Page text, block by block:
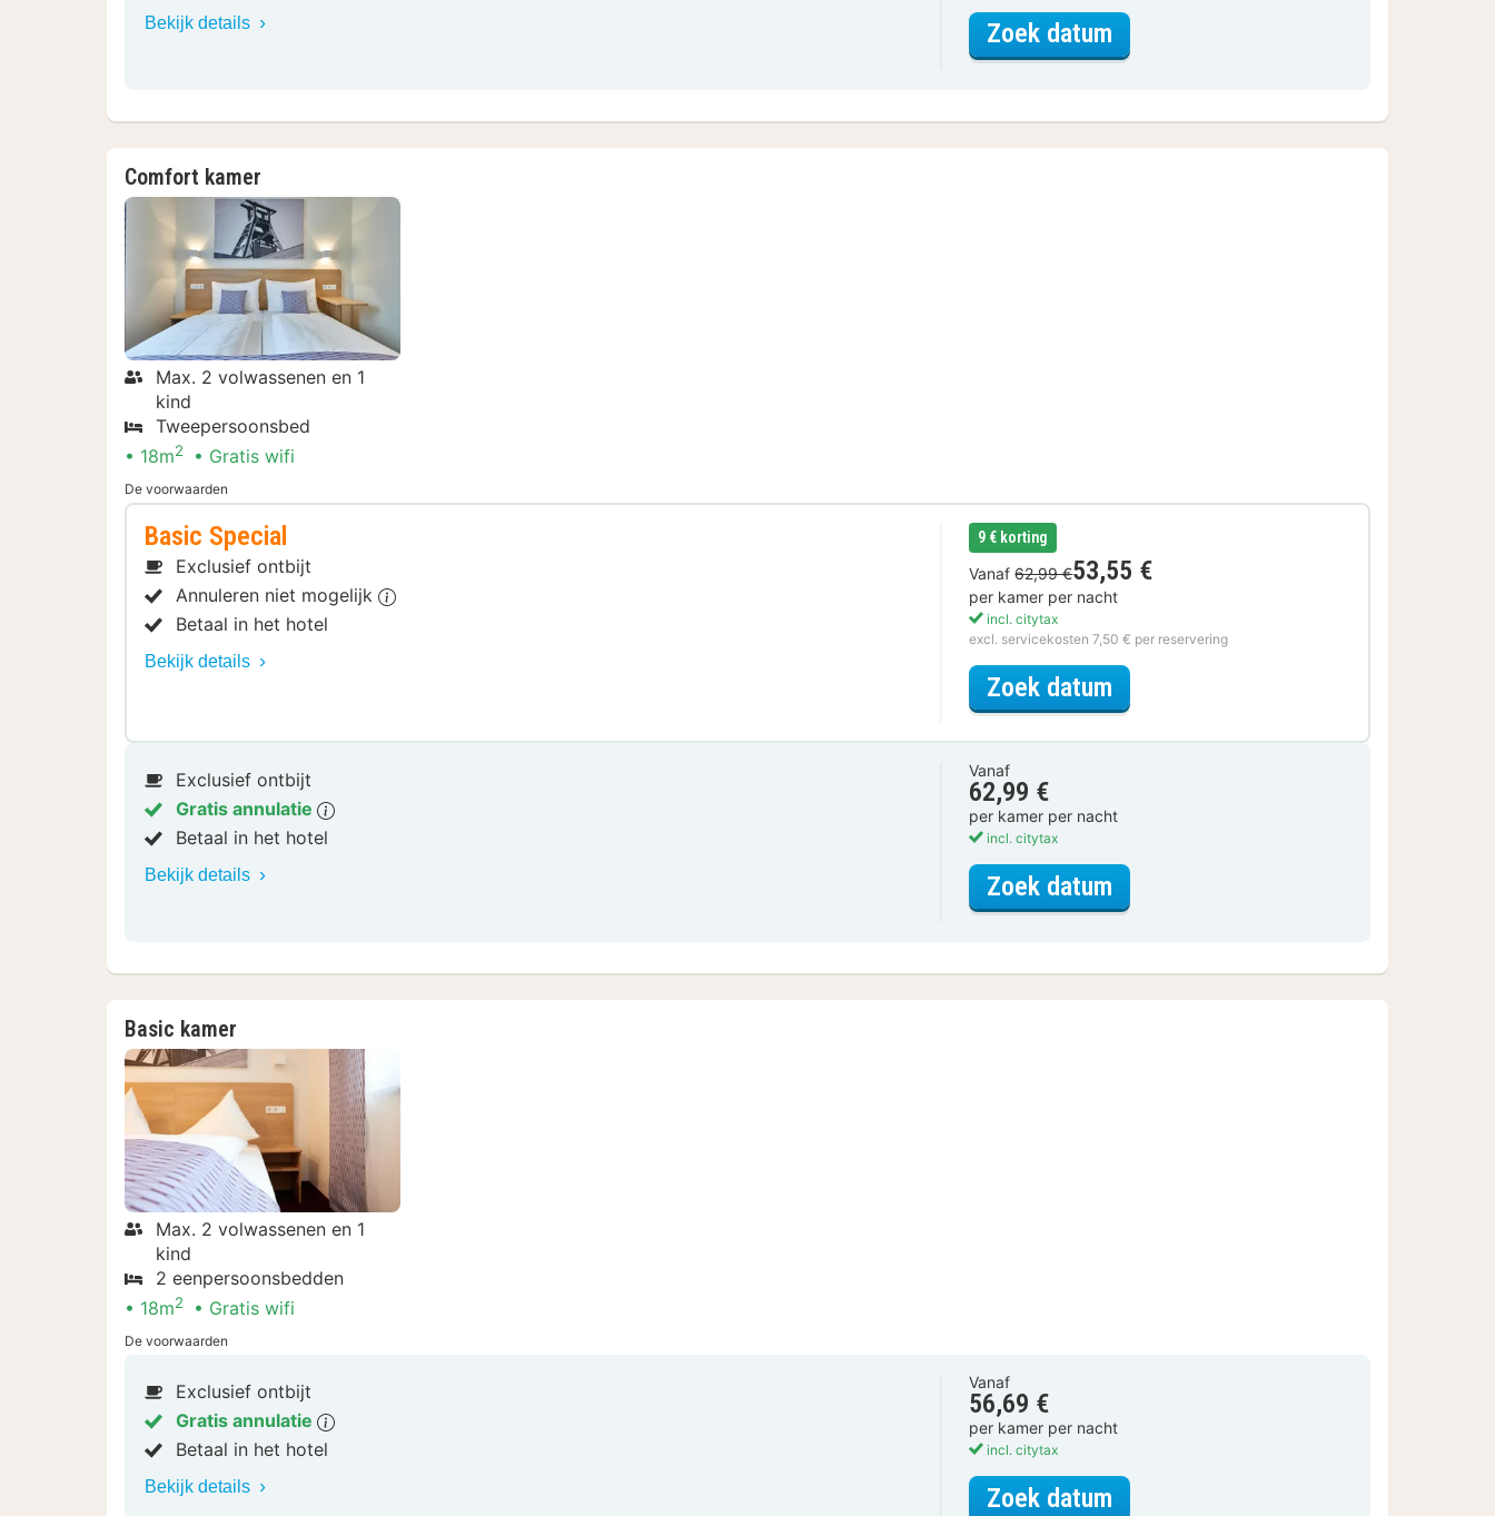
Bekijk details Zoek datum
Comfort kamer
Max. 2 volwassenen en 1
kind
Tweepersoonsbed
18m2 Gratis wifi
De voorwaarden
Basic Special
Exclusief ontbijt
Annuleren niet mogelijk
Betaal in het hotel
Bekijk details
9 € korting
Vanaf 62,99 €53,55 €
per kamer per nacht
incl. citytax
excl. servicekosten 7,50 € per reservering
Zoek datum
Exclusief ontbijt
Gratis annulatie
Betaal in het hotel
Bekijk details
Vanaf
62,99 €
per kamer per nacht
incl. citytax
Zoek datum
Basic kamer
Max. 2 volwassenen en 1
kind
2 eenpersoonsbedden
18m2 Gratis wifi
De voorwaarden
Exclusief ontbijt
Gratis annulatie
Betaal in het hotel
Bekijk details
Vanaf
56,69 €
per kamer per nacht
incl. citytax
Zoek datum